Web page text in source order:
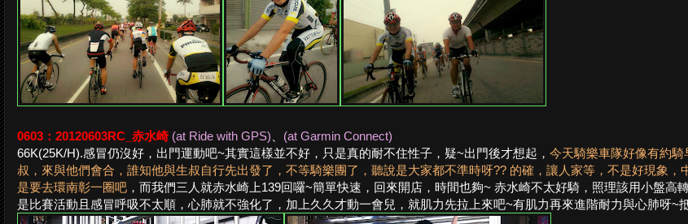
0603：20120603RC_赤水崎 (at Ride with GPS)
(at Garmin Connect)
66K(25K/H).感冒仍沒好，出門運動吧~其實這樣並不好，只是真的耐不住性子，疑~出門後才想起， 今天騎樂車隊好像有約
叔，來與他們會合，誰知他與生叔自行先出發了，不等騎樂團了，聽說是大家都不準時呀?? 的確，讓人家等，不是好現象
是要去環南彰一圈吧 ，而我們三人就赤水崎上139回囉~簡單快速，回來開店，時間也夠~ 赤水崎不太好騎，照理該用小盤高
是比賽活動且感冒呼吸不太順，心肺就不強化了，加上久久才動一會兒，就肌力先拉上來吧~有肌力再來進階耐力與心肺呀~